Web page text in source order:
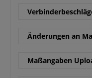
Änderungen an
Maßangaben